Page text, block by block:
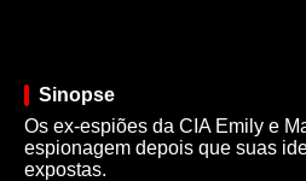
Sinopse
Os ex-espiões da CIA Emily e
espionagem depois que suas
expostas.